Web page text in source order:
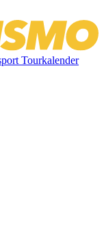
Tourkalender